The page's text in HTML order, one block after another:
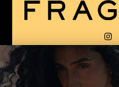
LIEFERUNG: